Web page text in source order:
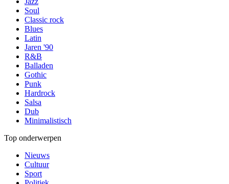
Soul
Classic rock
Blues
Latin
Jaren '90
R&B
Balladen
Gothic
Punk
Hardrock
Salsa
Dub
Minimalistisch
Top onderwerpen
Nieuws
Cultuur
Sport